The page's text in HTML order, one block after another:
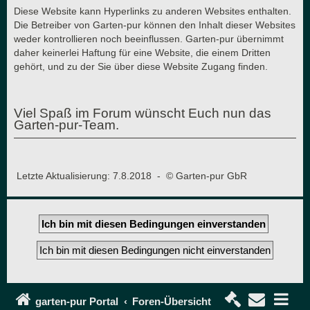
Diese Website kann Hyperlinks zu anderen Websites enthalten.
Die Betreiber von Garten-pur können den Inhalt dieser Websites
weder kontrollieren noch beeinflussen. Garten-pur übernimmt
daher keinerlei Haftung für eine Website, die einem Dritten
gehört, und zu der Sie über diese Website Zugang finden.
Viel Spaß im Forum wünscht Euch nun das
Garten-pur-Team.
Letzte Aktualisierung: 7.8.2018 - © Garten-pur GbR
garten-pur Portal Foren-Übersicht